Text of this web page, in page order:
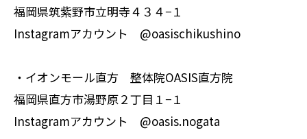
福岡県筑紫野市立明寺４３４−１
Instagramアカウント @oasischikushino
・イオンモール直方 整体院OASIS直方院
福岡県直方市湯野原２丁目１−１
Instagramアカウント @oasis.nogata